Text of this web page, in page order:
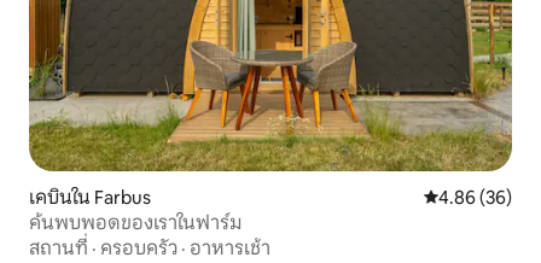
เคบินใน Farbus คะแนนเฉลี่ย
4.86 (36)
ค้นพบพอดของเราในฟาร์ม
สถานที่ · ครอบครัว · อาหารเช้า